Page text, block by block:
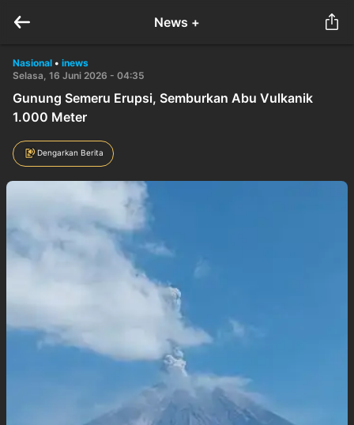
News +
Nasional • inews
Selasa, 16 Juni 2026 - 04:35
Gunung Semeru Erupsi, Semburkan Abu Vulkanik
1.000 Meter
Dengarkan Berita